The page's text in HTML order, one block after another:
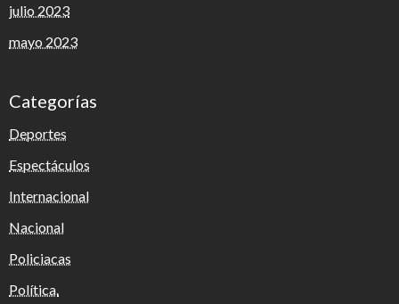
julio 2023
mayo 2023
Categorías
Deportes
Espectáculos
Internacional
Nacional
Policiacas
Política.